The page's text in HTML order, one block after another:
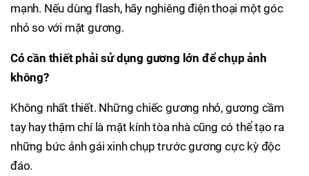
mạnh. Nếu dùng flash, hãy nghiêng điện thoại một góc
nhỏ so với mặt gương.
Có cần thiết phải sử dụng gương lớn để chụp ảnh
không?
Không nhất thiết. Những chiếc gương nhỏ, gương cầm
tay hay thậm chí là mặt kính tòa nhà cũng có thể tạo ra
những bức ảnh gái xinh chụp trước gương cực kỳ độc
đáo.